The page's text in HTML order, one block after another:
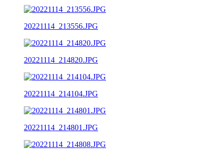
20221114_213556.JPG
20221114_214820.JPG
20221114_214104.JPG
20221114_214801.JPG